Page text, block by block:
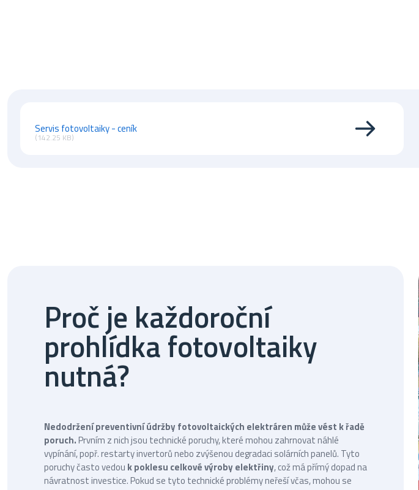
Servis fotovoltaiky - ceník
(142.25 KB)
Proč je každoroční
prohlídka fotovoltaiky
nutná?
Nedodržení preventivní údržby fotovoltaických elektráren může vést k řadě
poruch.Prvním z nich jsou technické poruchy, které mohou zahrnovat náhlé
vypínání, popř. restarty invertorů nebo zvýšenou degradaci solárních panelů. Tyto
poruchy často vedou k poklesu celkové výroby elektřiny, což má přímý dopad na
návratnost investice. Pokud se tyto technické problémy neřeší včas, mohou se